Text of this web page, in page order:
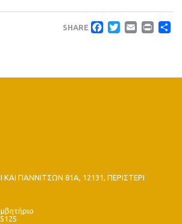
Μια Πόλη! Μια
SHARE
ΓΙΑΝΝΙΤΣΩΝ 81Α, 12131, ΠΕΡΙΣΤΕΡΙ